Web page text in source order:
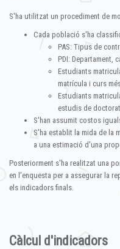
S'ha utilitzat un procediment de
Cada població s'ha
PAS: Tipus de
PDI: Departament,
Estudiants
matrícula i curs
Estudiants
estudis de
S'han assumit costos
S'ha establit la mida de la
a una estimació d'una
Posteriorment s'ha realitzat una
en l'enquesta per a assegurar la
els indicadors finals.
Càlcul d'indicadors